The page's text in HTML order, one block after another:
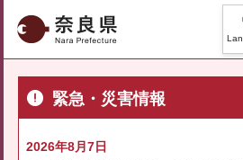
奈良県
緊急・災害情報
2026年8月7日